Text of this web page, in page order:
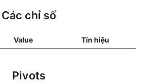
Các chỉ số
Value Tín hiệu
Pivots